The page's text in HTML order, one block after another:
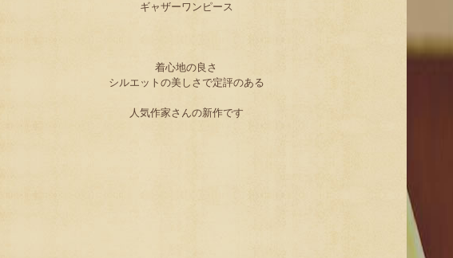
ギャザーワンピース
着心地の良さ
シルエットの美しさで定評のある
人気作家さんの新作です